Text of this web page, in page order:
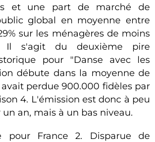
et une part de marché de
global en moyenne entre
sur les ménagères de moins
Il s'agit du deuxième pire
pour "Danse avec les
débute dans la moyenne de
perdue 900.000 fidèles par
4. L'émission est donc à peu
an, mais à un bas niveau.
pour France 2. Disparue de